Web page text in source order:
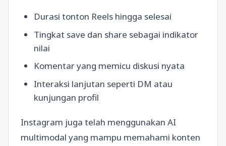
Durasi tonton Reels hingga selesai
Tingkat save dan share sebagai indikator
nilai
Komentar yang memicu diskusi nyata
Interaksi lanjutan seperti DM atau
kunjungan profil
Instagram juga telah menggunakan AI
multimodal yang mampu memahami konten